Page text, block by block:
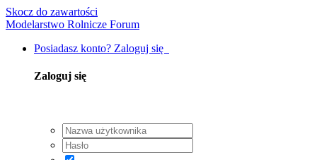
Skocz do zawartości
Modelarstwo Rolnicze Forum
Posiadasz konto? Zaloguj się
Zaloguj się